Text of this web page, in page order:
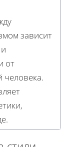
зависит
от
человека.